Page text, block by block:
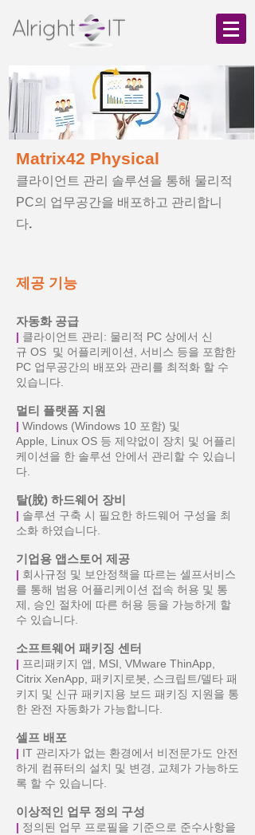
Matrix42 Physical
클라이언트 관리 솔루션을 통해 물리적
PC의 업무공간을 배포하고 관리합니
다.
제공 기능
자동화 공급
| 클라이언트 관리: 물리적 PC 상에서 신
규 OS 및 어플리케이션, 서비스 등을 포함한
PC 업무공간의 배포와 관리를 최적화 할 수
있습니다.
멀티 플랫폼 지원
| Windows (Windows 10 포함) 및
Apple, Linux OS 등 제약없이 장치 및 어플리
케이션을 한 솔루션 안에서 관리할 수 있습니
다.
탈(脫) 하드웨어 장비
| 솔루션 구축 시 필요한 하드웨어 구성을 최
소화 하였습니다.
기업용 앱스토어 제공
| 회사규정 및 보안정책을 따르는 셀프서비스
를 통해 범용 어플리케이션 접속 허용 및 통
제, 승인 절차에 따른 허용 등을 가능하게 할
수 있습니다.
소프트웨어 패키징 센터
| 프리패키지 앱, MSI, VMware ThinApp,
Citrix XenApp, 패키지로봇, 스크립트/델타 패
키지 및 신규 패키지용 보드 패키징 지원을 통
한 완전 자동화가 가능합니다.
셀프 배포
| IT 관리자가 없는 환경에서 비전문가도 안전
하게 컴퓨터의 설치 및 변경, 교체가 가능하도
록 할 수 있습니다.
이상적인 업무 정의 구성
| 정의된 업무 프로필을 기준으로 준수사항을